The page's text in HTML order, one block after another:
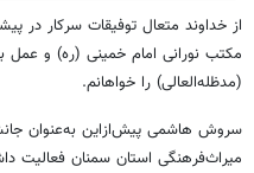
از خداوند متعال توفیقات سرکار در
مکتب نورانی امام خمینی (ره) و عمل
(مدظله‌العالی) را خواهانم.
سروش هاشمی پیش‌ازاین به‌عنوان
میراث‌فرهنگی استان سمنان فعالیت